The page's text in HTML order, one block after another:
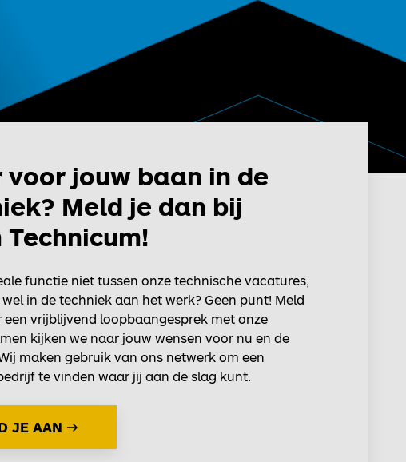
voor jouw baan in de
Meld je dan bij
Technicum!
functie niet tussen onze technische vacatures,
in de techniek aan het werk? Geen punt! Meld
een vrijblijvend loopbaangesprek met onze
kijken we naar jouw wensen voor nu en de
maken gebruik van ons netwerk om een
te vinden waar jij aan de slag kunt.
JE AAN